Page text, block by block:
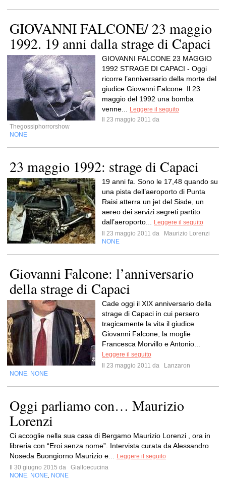
GIOVANNI FALCONE/ 23 maggio
1992. 19 anni dalla strage di Capaci
GIOVANNI FALCONE 23 MAGGIO
1992 STRAGE DI CAPACI - Oggi
ricorre l’anniversario della morte del
giudice Giovanni Falcone. Il 23
maggio del 1992 una bomba
venne...
Leggere il seguito
Il 23 maggio 2011 da
Thegossiphorrorshow
NONE
23 maggio 1992: strage di Capaci
19 anni fa. Sono le 17,48 quando su
una pista dell’aeroporto di Punta
Raisi atterra un jet del Sisde, un
aereo dei servizi segreti partito
dall’aeroporto...
Leggere il seguito
Il 23 maggio 2011 da
Maurizio Lorenzi
NONE
Giovanni Falcone: l’anniversario
della strage di Capaci
Cade oggi il XIX anniversario della
strage di Capaci in cui persero
tragicamente la vita il giudice
Giovanni Falcone, la moglie
Francesca Morvillo e Antonio...
Leggere il seguito
Il 23 maggio 2011 da
Lanzaron
NONE NONE
Oggi parliamo con… Maurizio
Lorenzi
Ci accoglie nella sua casa di Bergamo Maurizio Lorenzi , ora in
libreria con “Eroi senza nome”. Intervista curata da Alessandro
Noseda Buongiorno Maurizio e...
Leggere il seguito
Il 30 giugno 2015 da
Gialloecucina
NONE NONE NONE